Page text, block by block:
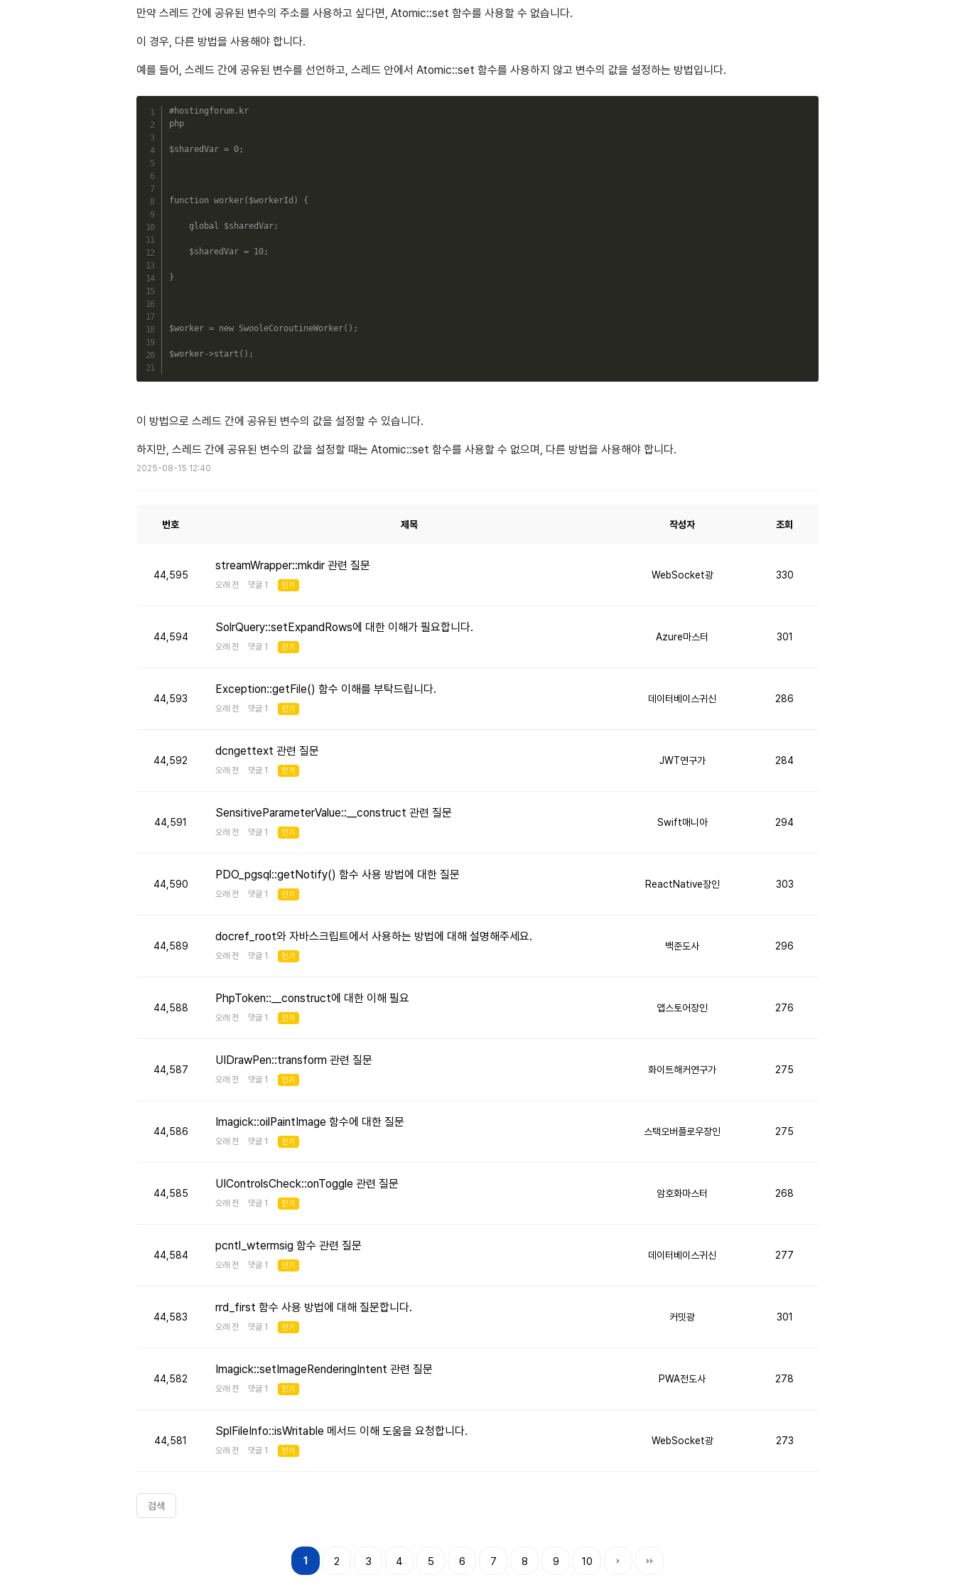
만약 스레드 간에 공유된 변수의 주소를 사용하고 싶다면, Atomic::set 함수를 사용할 수 없습니다.
이 경우, 다른 방법을 사용해야 합니다.
예를 들어, 스레드 간에 공유된 변수를 선언하고, 스레드 안에서 Atomic::set 함수를 사용하지 않고 변수의 값을 설정하는 방법입니다.
#hostingforum.kr
php
$sharedVar = 0;
function worker( $workerId ) {
global $sharedVar;
$sharedVar = 10;
}
$worker = new SwooleCoroutineWorker( ) ;
$worker->start ( ) ;
이 방법으로 스레드 간에 공유된 변수의 값을 설정할 수 있습니다.
하지만, 스레드 간에 공유된 변수의 값을 설정할 때는 Atomic::set 함수를 사용할 수 없으며, 다른 방법을 사용해야 합니다.
2025-08-15 12:40
번호 제목 작성자 조회
44,595
streamWrapper::mkdir 관련 질문
오래 전 댓글 1 인기
WebSocket광 330
44,594
SolrQuery::setExpandRows에 대한 이해가 필요합니다.
오래 전 댓글 1 인기
Azure마스터 301
44,593
Exception::getFile() 함수 이해를 부탁드립니다.
오래 전 댓글 1 인기
데이터베이스귀신 286
44,592
dcngettext 관련 질문
오래 전 댓글 1 인기
JWT연구가 284
44,591
SensitiveParameterValue::__construct 관련 질문
오래 전 댓글 1 인기
Swift매니아 294
44,590
PDO_pgsql::getNotify() 함수 사용 방법에 대한 질문
오래 전 댓글 1 인기
ReactNative장인 303
44,589
docref_root와 자바스크립트에서 사용하는 방법에 대해 설명해주세요.
오래 전 댓글 1 인기
백준도사 296
44,588
PhpToken::__construct에 대한 이해 필요
오래 전 댓글 1 인기
앱스토어장인 276
44,587
UIDrawPen::transform 관련 질문
오래 전 댓글 1 인기
화이트해커연구가 275
44,586
Imagick::oilPaintImage 함수에 대한 질문
오래 전 댓글 1 인기
스택오버플로우장인 275
44,585
UIControlsCheck::onToggle 관련 질문
오래 전 댓글 1 인기
암호화마스터 268
44,584
pcntl_wtermsig 함수 관련 질문
오래 전 댓글 1 인기
데이터베이스귀신 277
44,583
rrd_first 함수 사용 방법에 대해 질문합니다.
오래 전 댓글 1 인기
커밋광 301
44,582
Imagick::setImageRenderingIntent 관련 질문
오래 전 댓글 1 인기
PWA전도사 278
44,581
SplFileInfo::isWritable 메서드 이해 도움을 요청합니다.
오래 전 댓글 1 인기
WebSocket광 273
검색
1 2 3 4 5 6 7 8 9 10
맨끝